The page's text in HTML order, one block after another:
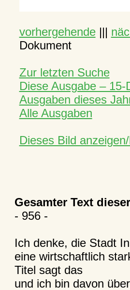
vorhergehende|||
Dokument
Zur letzten Suche
Diese Ausgabe – 15-
Ausgaben dieses
Alle Ausgaben
Dieses Bild
Gesamter Text
- 956 -
Ich denke, die Stadt
eine wirtschaftlich
Titel sagt das
und ich bin davon